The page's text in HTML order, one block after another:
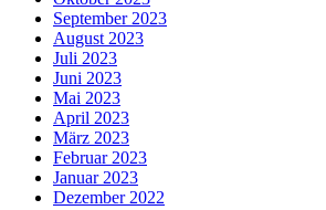
September 2023
August 2023
Juli 2023
Juni 2023
Mai 2023
April 2023
März 2023
Februar 2023
Januar 2023
Dezember 2022